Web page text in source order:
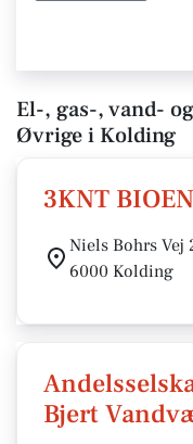
El-, gas-, vand-
Øvrige i Kolding
3KNT
Niels Bohrs Vej
6000 Kolding
Bjert